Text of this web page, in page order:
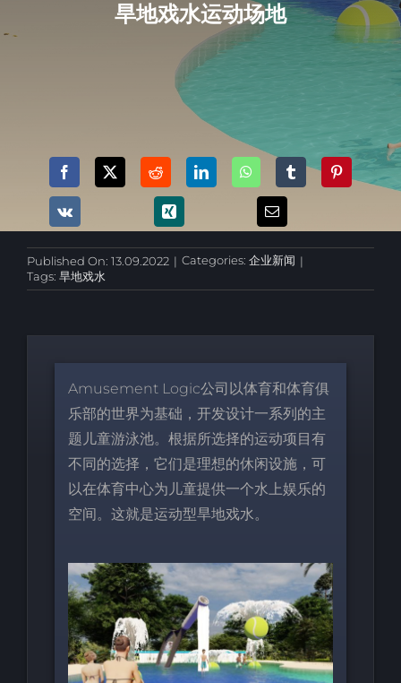
旱地戏水运动场地
Published On: 13.09.2022 | Categories: 企业新闻 |
Tags: 旱地戏水
Amusement Logic公司以体育和体育俱
乐部的世界为基础，开发设计一系列的主
题儿童游泳池。根据所选择的运动项目有
不同的选择，它们是理想的休闲设施，可
以在体育中心为儿童提供一个水上娱乐的
空间。这就是运动型旱地戏水。